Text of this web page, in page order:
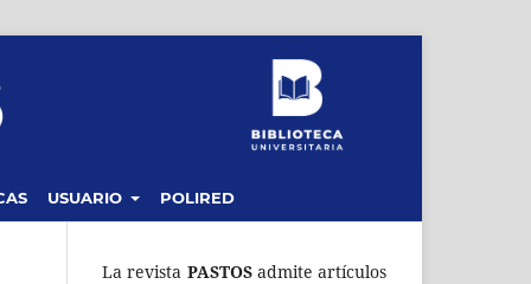
USUARIO POLIRED
La revista PASTOSadmite artículos